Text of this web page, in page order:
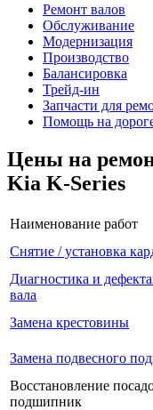
Ремонт валов
Обслуживание
Модернизация
Производство
Балансировка
Трейд-ин
Запчасти для
Помощь на
Цены на
Kia K-Series
Наименование работ
Снятие / установка
Диагностика и
вала
Замена крестовины
Замена подвесного
Восстановление
подшипник